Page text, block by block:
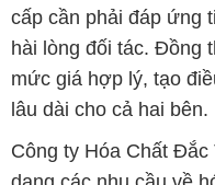
cấp cần phải đáp ứng
hài lòng đối tác. Đồng
mức giá hợp lý, tạo
lâu dài cho cả hai bên.
Công ty Hóa Chất